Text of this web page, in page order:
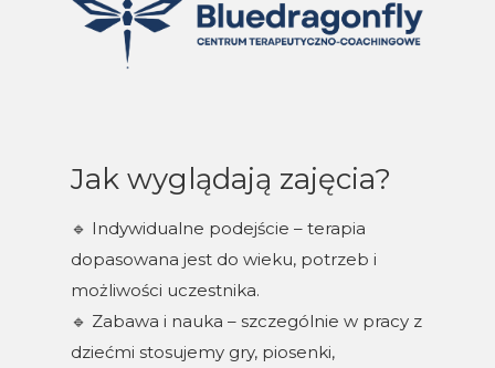
Jak wyglądają zajęcia?
🔹 Indywidualne podejście – terapia
dopasowana jest do wieku, potrzeb i
możliwości uczestnika.
🔹 Zabawa i nauka – szczególnie w pracy z
dziećmi stosujemy gry, piosenki,